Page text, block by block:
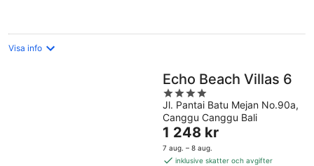
Visa info
Echo Beach Villas 6
4
out
of
5
Jl. Pantai Batu Mejan No.90a,
Canggu Canggu Bali
Priset
är
1 248 kr
1 248 kr
7 aug. – 8 aug.
inklusive skatter och avgifter